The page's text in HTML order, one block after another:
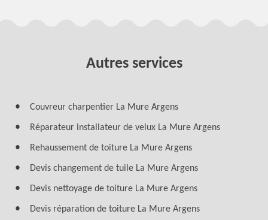
Autres services
Couvreur charpentier La Mure Argens
Réparateur installateur de velux La Mure Argens
Rehaussement de toiture La Mure Argens
Devis changement de tuile La Mure Argens
Devis nettoyage de toiture La Mure Argens
Devis réparation de toiture La Mure Argens